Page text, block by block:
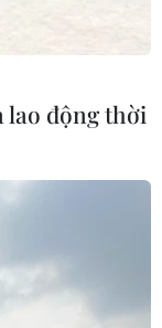
lao động thời